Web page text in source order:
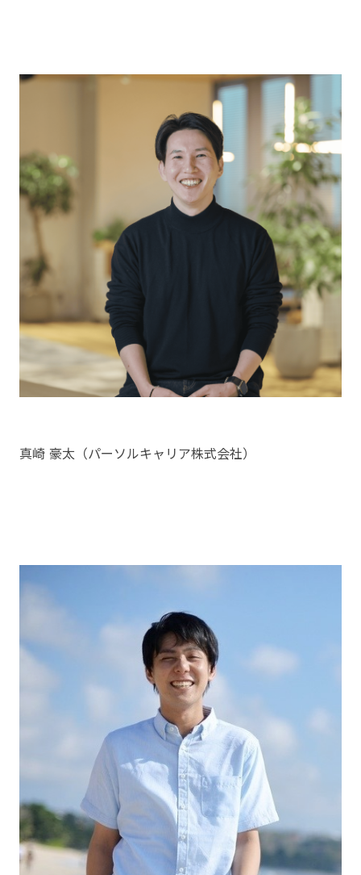
真崎 豪太（パーソルキャリア株式会社）